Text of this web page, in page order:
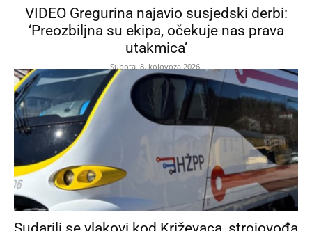
VIDEO Gregurina najavio susjedski derbi:
‘Preozbiljna su ekipa, očekuje nas prava
utakmica’
Subota, 8. kolovoza 2026.